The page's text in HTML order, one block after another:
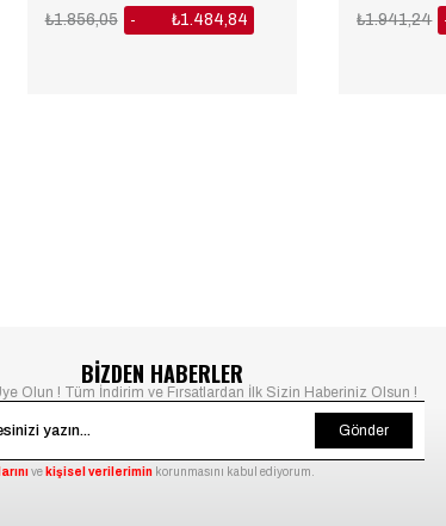
₺1.484,84
₺1.856,05 ₺1.941,24
BİZDEN HABERLER
Olun ! Tüm İndirim ve Fırsatlardan İlk Sizin Haberiniz Olsun !
Gönder
ve kişisel verilerimin korunmasını kabul ediyorum.